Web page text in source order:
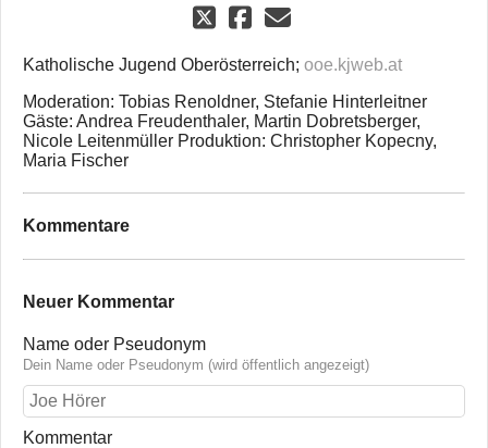
Katholische Jugend Oberösterreich; ooe.kjweb.at
Moderation: Tobias Renoldner, Stefanie Hinterleitner
Gäste: Andrea Freudenthaler, Martin Dobretsberger,
Nicole Leitenmüller Produktion: Christopher Kopecny,
Maria Fischer
Kommentare
Neuer Kommentar
Name oder Pseudonym
Dein Name oder Pseudonym (wird öffentlich angezeigt)
Kommentar